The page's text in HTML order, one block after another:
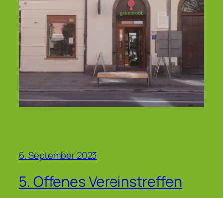
6. September 2023
5. Offenes Vereinstreffen